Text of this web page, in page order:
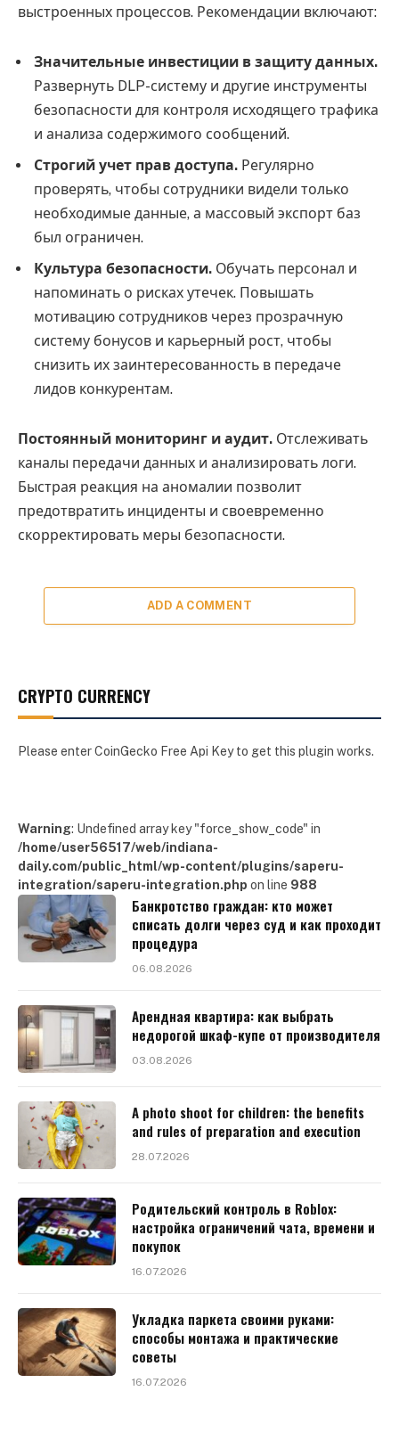
выстроенных процессов. Рекомендации включают:
Значительные инвестиции в защиту данных.
Развернуть DLP-систему и другие инструменты
безопасности для контроля исходящего трафика
и анализа содержимого сообщений.
Строгий учет прав доступа. Регулярно
проверять, чтобы сотрудники видели только
необходимые данные, а массовый экспорт баз
был ограничен.
Культура безопасности. Обучать персонал и
напоминать о рисках утечек. Повышать
мотивацию сотрудников через прозрачную
систему бонусов и карьерный рост, чтобы
снизить их заинтересованность в передаче
лидов конкурентам.
Постоянный мониторинг и аудит. Отслеживать
каналы передачи данных и анализировать логи.
Быстрая реакция на аномалии позволит
предотвратить инциденты и своевременно
скорректировать меры безопасности.
ADD A COMMENT
CRYPTO CURRENCY
Please enter CoinGecko Free Api Key to get this plugin works.
Warning: Undefined array key "force_show_code" in
/home/user56517/web/indiana-
daily.com/public_html/wp-content/plugins/saperu-
integration/saperu-integration.php on line 988
Банкротство граждан: кто может
списать долги через суд и как проходит
процедура
06.08.2026
Арендная квартира: как выбрать
недорогой шкаф-купе от производителя
03.08.2026
A photo shoot for children: the benefits
and rules of preparation and execution
28.07.2026
Родительский контроль в Roblox:
настройка ограничений чата, времени и
покупок
16.07.2026
Укладка паркета своими руками:
способы монтажа и практические
советы
16.07.2026